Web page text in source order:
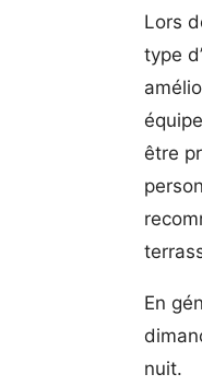
Lors
type
être
En
nuit.